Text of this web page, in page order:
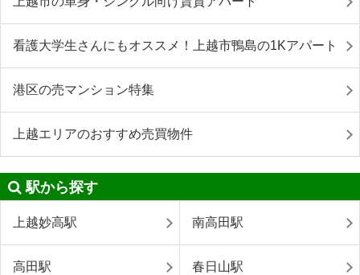
看護大学生さんにもオススメ！上越市鴨島の1Kアパート
港区の売マンション特集
上越エリアのおすすめ売買物件
駅から探す
上越妙高駅 南高田駅
高田駅 春日山駅